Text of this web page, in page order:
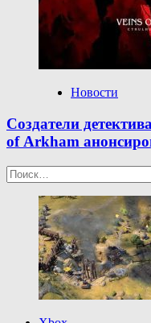
Новости
Создатели
of Arkham
Найти: